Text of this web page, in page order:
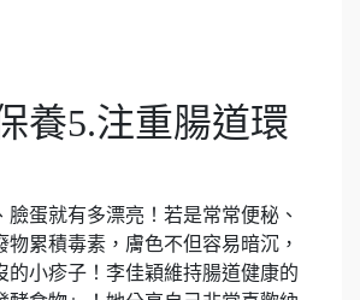
養5.注重腸道環
臉蛋就有多漂亮！若是常常便秘、
物累積毒素，膚色不但容易暗沉，
的小疹子！李佳穎維持腸道健康的